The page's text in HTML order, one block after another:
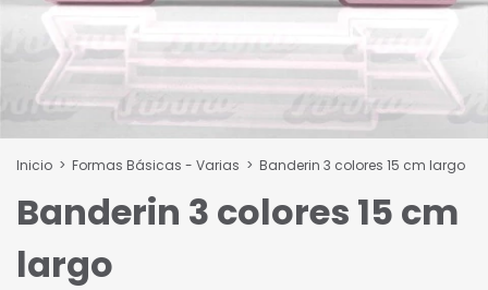
Inicio > Formas Básicas - Varias > Banderin 3 colores 15 cm largo
Banderin 3 colores 15 cm
largo